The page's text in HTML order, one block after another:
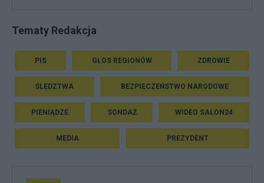
Tematy Redakcja
PIS GŁOS REGIONÓW ZDROWIE
ŚLEDZTWA BEZPIECZEŃSTWO NARODOWE
PIENIĄDZE SONDAŻ WIDEO SALON24
MEDIA PREZYDENT